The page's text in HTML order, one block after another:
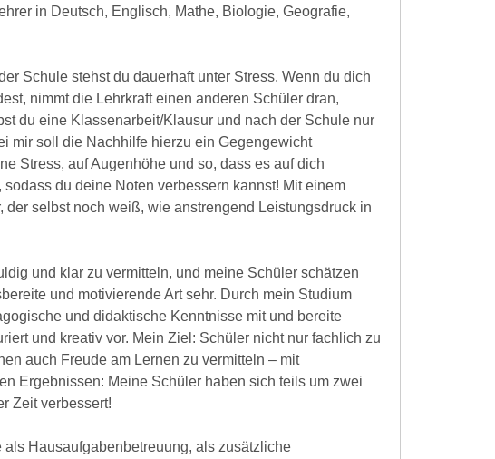
in Deutsch, Englisch, Mathe, Biologie, Geografie,
Schule stehst du dauerhaft unter Stress. Wenn du dich
nimmt die Lehrkraft einen anderen Schüler dran,
du eine Klassenarbeit/Klausur und nach der Schule nur
mir soll die Nachhilfe hierzu ein Gegengewicht
Stress, auf Augenhöhe und so, dass es auf dich
du deine Noten verbessern kannst! Mit einem
der selbst noch weiß, wie anstrengend Leistungsdruck in
und klar zu vermitteln, und meine Schüler schätzen
und motivierende Art sehr. Durch mein Studium
und didaktische Kenntnisse mit und bereite
und kreativ vor. Mein Ziel: Schüler nicht nur fachlich zu
auch Freude am Lernen zu vermitteln – mit
Ergebnissen: Meine Schüler haben sich teils um zwei
Zeit verbessert!
Hausaufgabenbetreuung, als zusätzliche